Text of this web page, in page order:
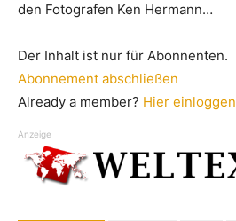
den Fotografen Ken Hermann…
Der Inhalt ist nur für Abonnenten.
Abonnement abschließen
Already a member? Hier einloggen
Anzeige